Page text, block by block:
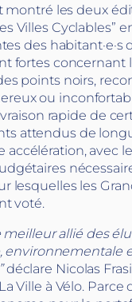
montré les deux
Villes Cyclables”
des habitant·e·s
fortes concernant
points noirs,
ou
rapide de
attendus de
accélération, avec
lesquelles les
voté.
meilleur allié des
environnementale
déclare Nicolas
Ville à Vélo. Parce